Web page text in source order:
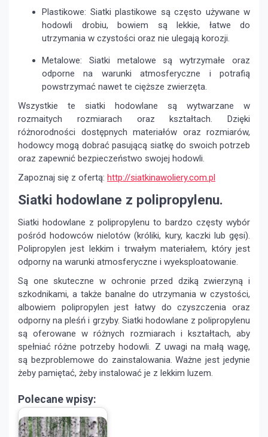
Plastikowe: Siatki plastikowe są często używane w
hodowli drobiu, bowiem są lekkie, łatwe do
utrzymania w czystości oraz nie ulegają korozji.
Metalowe: Siatki metalowe są wytrzymałe oraz
odporne na warunki atmosferyczne i potrafią
powstrzymać nawet te cięższe zwierzęta.
Wszystkie te siatki hodowlane są wytwarzane w
rozmaitych rozmiarach oraz kształtach. Dzięki
różnorodności dostępnych materiałów oraz rozmiarów,
hodowcy mogą dobrać pasującą siatkę do swoich potrzeb
oraz zapewnić bezpieczeństwo swojej hodowli.
Zapoznaj się z ofertą: http://siatkinawoliery.com.pl
Siatki hodowlane z polipropylenu.
Siatki hodowlane z polipropylenu to bardzo częsty wybór
pośród hodowców nielotów (króliki, kury, kaczki lub gęsi).
Polipropylen jest lekkim i trwałym materiałem, który jest
odporny na warunki atmosferyczne i wyeksploatowanie.
Są one skuteczne w ochronie przed dziką zwierzyną i
szkodnikami, a także banalne do utrzymania w czystości,
albowiem polipropylen jest łatwy do czyszczenia oraz
odporny na pleśń i grzyby. Siatki hodowlane z polipropylenu
są oferowane w różnych rozmiarach i kształtach, aby
spełniać różne potrzeby hodowli. Z uwagi na małą wagę,
są bezproblemowe do zainstalowania. Ważne jest jedynie
żeby pamiętać, żeby instalować je z lekkim luzem.
Polecane wpisy: